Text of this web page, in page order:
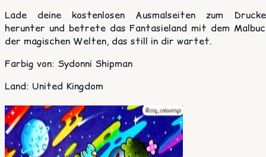
Lade deine kostenlosen Ausmalseiten zum
herunter und betrete das Fantasieland mit dem
der magischen Welten, das still in dir wartet.
Farbig von: Sydonni Shipman
Land: United Kingdom